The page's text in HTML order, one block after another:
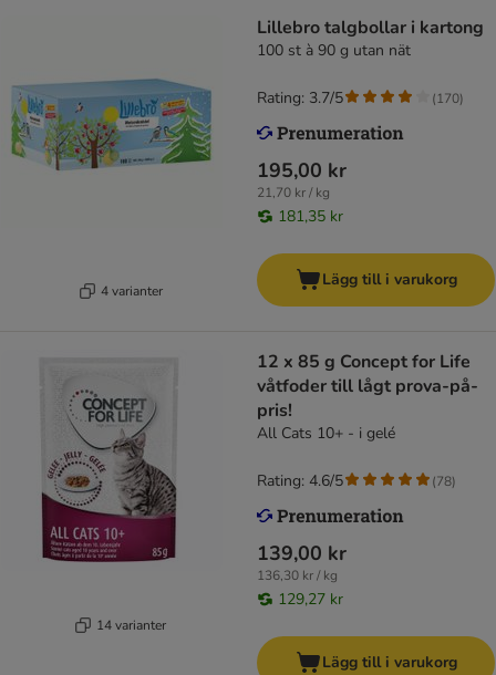
4 varianter
Lillebro talgbollar i kartong
100 st à 90 g utan nät
195,00 kr
21,70 kr / kg
181,35 kr
Rating: 3.7/5 (170)
Lägg till i varukorg
14 varianter
12 x 85 g Concept for Life
våtfoder till lågt prova-på-
pris!
All Cats 10+ - i gelé
139,00 kr
136,30 kr / kg
129,27 kr
Rating: 4.6/5 (78)
Lägg till i varukorg